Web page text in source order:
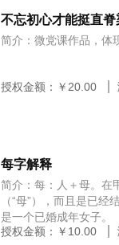
相结合，它不仅仅是多
非物质文化遗产的一个
优秀传统文化。
不忘初心才能挺直
简介：微党课作品，体
授权金额：￥ 20.00
每字解释
简介：每：人＋母。在
（“母”），而且是已
是一个已婚成年女子。
授权金额：￥ 10.00